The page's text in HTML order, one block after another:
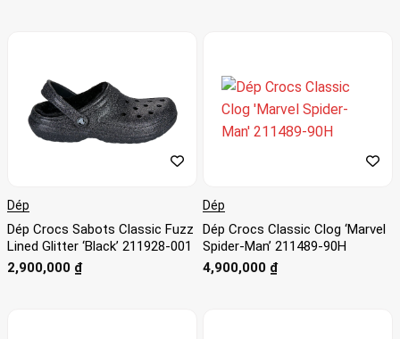
Dép
Dép Crocs Sabots Classic Fuzz
Lined Glitter ‘Black’ 211928-001
2,900,000 ₫
Dép
Dép Crocs Classic Clog ‘Marvel
Spider-Man’ 211489-90H
4,900,000 ₫